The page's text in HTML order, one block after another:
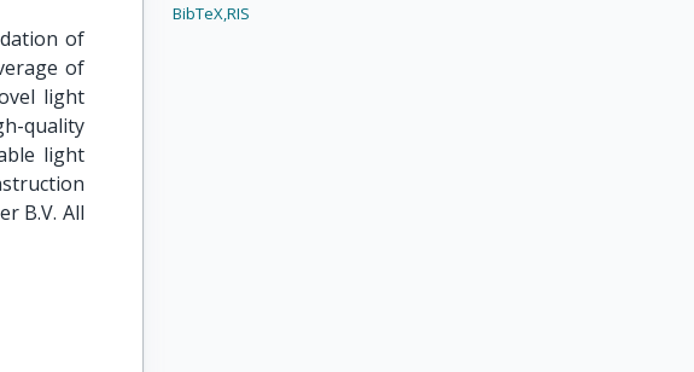
of
of
light
quality
light
B.V. All
BibTeX,RIS